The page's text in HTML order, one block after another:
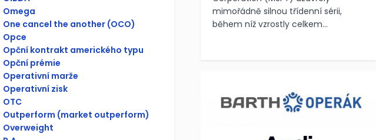
Omega
One cancel the another (OCO)
Opce
Opční kontrakt amerického typu
Opční prémie
Operativní marže
Operativní zisk
OTC
Outperform (market outperform)
Overweight
mimořádně silnou třídenní sérii,
během níž vzrostly celkem...